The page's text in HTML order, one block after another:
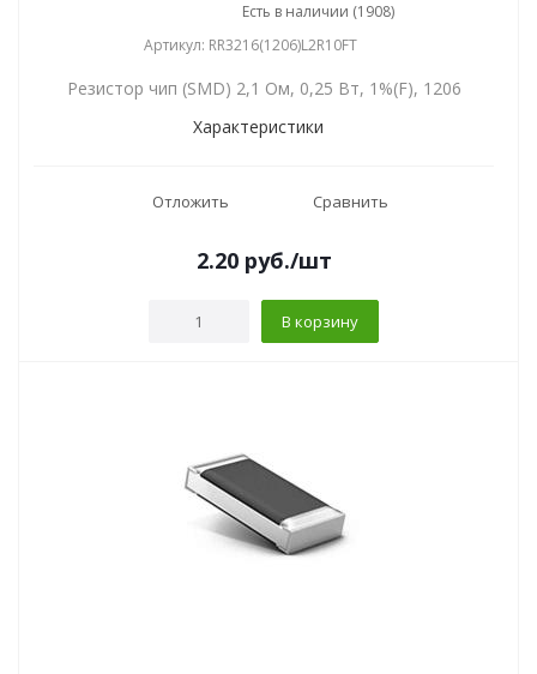
Есть в наличии (1908)
Артикул: RR3216(1206)L2R10FT
Резистор чип (SMD) 2,1 Ом, 0,25 Вт, 1%(F), 1206
Характеристики
Отложить Сравнить
2.20 руб./шт
В корзину